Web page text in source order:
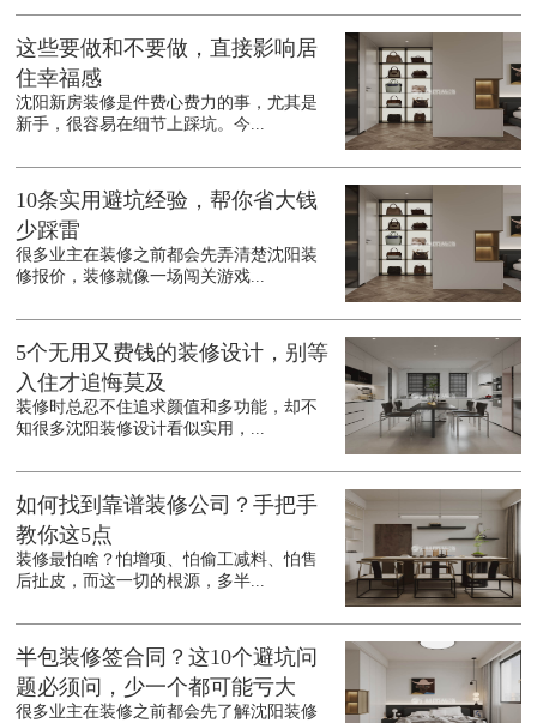
这些要做和不要做，直接影响居
住幸福感
沈阳新房装修是件费心费力的事，尤其是
新手，很容易在细节上踩坑。今...
10条实用避坑经验，帮你省大钱
少踩雷
很多业主在装修之前都会先弄清楚沈阳装
修报价，装修就像一场闯关游戏...
5个无用又费钱的装修设计，别等
入住才追悔莫及
装修时总忍不住追求颜值和多功能，却不
知很多沈阳装修设计看似实用，...
如何找到靠谱装修公司？手把手
教你这5点
装修最怕啥？怕增项、怕偷工减料、怕售
后扯皮，而这一切的根源，多半...
半包装修签合同？这10个避坑问
题必须问，少一个都可能亏大
很多业主在装修之前都会先了解沈阳装修